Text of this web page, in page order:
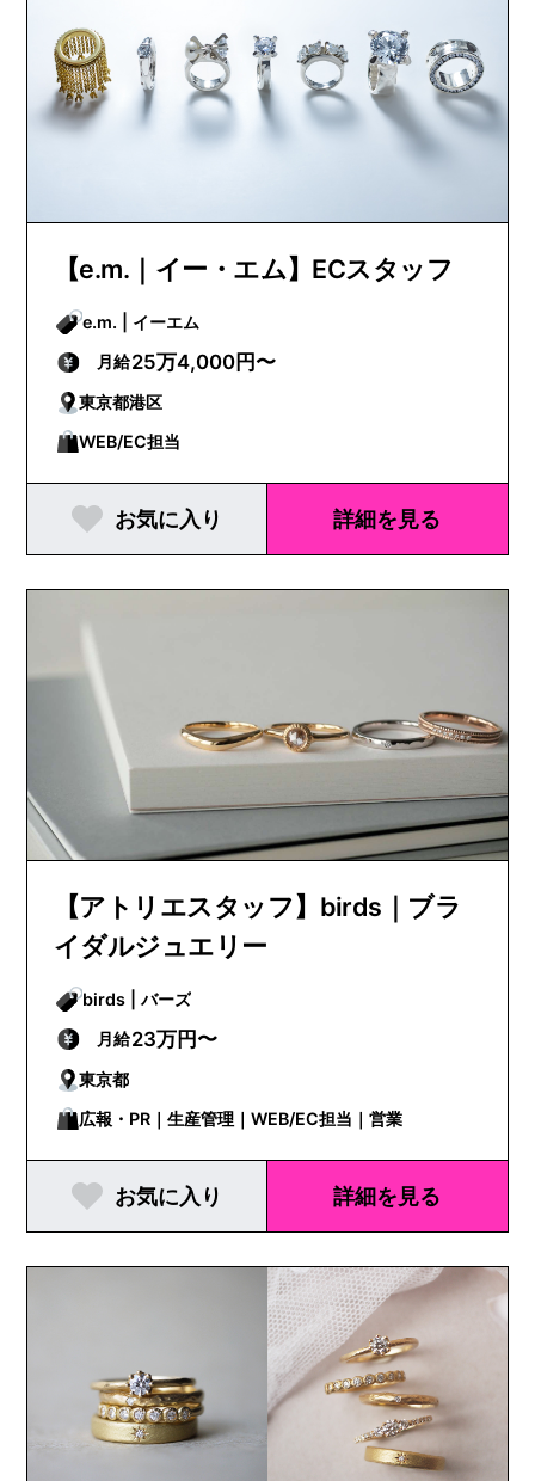
【e.m.｜イー・エム】ECスタッフ
e.m. | イーエム
月給25万4,000円〜
東京都港区
WEB/EC担当
お気に入り 詳細を見る
【アトリエスタッフ】birds｜ブラ
イダルジュエリー
birds | バーズ
月給23万円〜
東京都
広報・PR｜生産管理｜WEB/EC担当｜営業
お気に入り 詳細を見る